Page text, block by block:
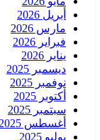
أبريل 2026
مارس 2026
فبراير 2026
يناير 2026
ديسمبر 2025
نوفمبر 2025
أكتوبر 2025
سبتمبر 2025
أغسطس 2025
يوليو 2025